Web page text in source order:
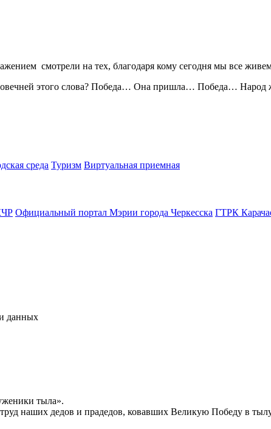
смотрели на тех, благодаря кому сегодня мы все
этого слова? Победа… Она пришла… Победа… Народ
среда Туризм Виртуальная приемная
Официальный портал Мэрии города Черкесска ГТРК
данных
тыла».
труд наших дедов и прадедов, ковавших Великую Победу в